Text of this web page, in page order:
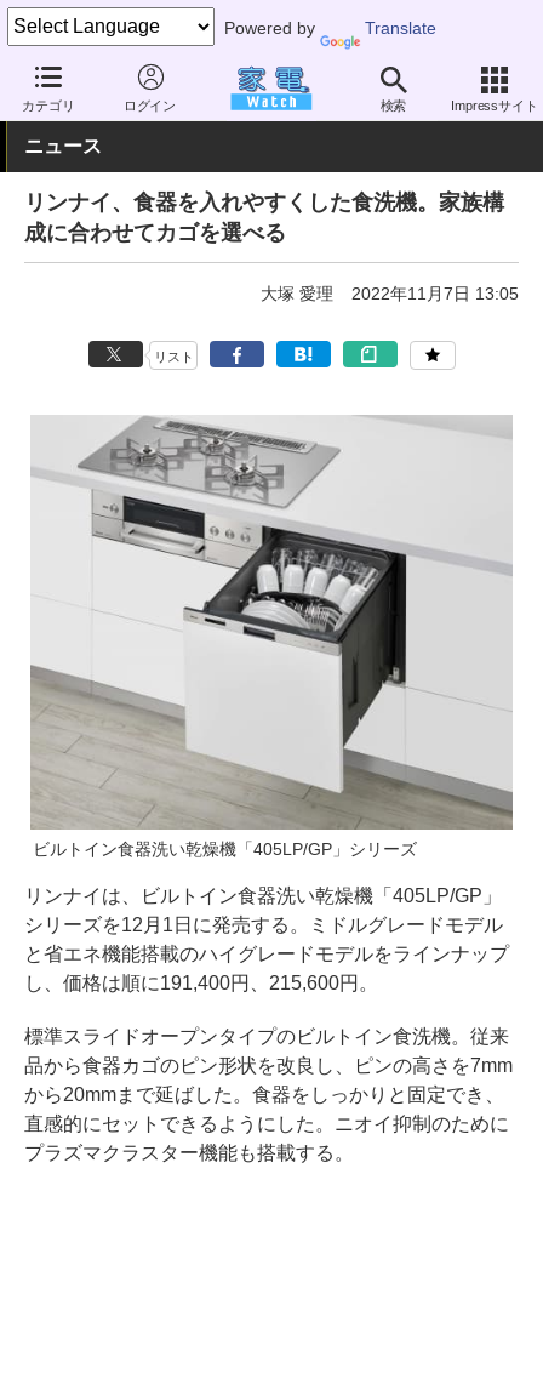
Powered by Translate
カテゴリ ログイン 検索 Impressサイト
家電 Watch 生活家電 家事家電 食器洗い乾燥機
ニュース
リンナイ、食器を入れやすくした食洗機。家族構
成に合わせてカゴを選べる
大塚 愛理 2022年11月7日 13:05
リスト
ビルトイン食器洗い乾燥機「405LP/GP」シリーズ
リンナイは、ビルトイン食器洗い乾燥機「405LP/GP」
シリーズを12月1日に発売する。ミドルグレードモデル
と省エネ機能搭載のハイグレードモデルをラインナップ
し、価格は順に191,400円、215,600円。
標準スライドオープンタイプのビルトイン食洗機。従来
品から食器カゴのピン形状を改良し、ピンの高さを7mm
から20mmまで延ばした。食器をしっかりと固定でき、
直感的にセットできるようにした。ニオイ抑制のために
プラズマクラスター機能も搭載する。